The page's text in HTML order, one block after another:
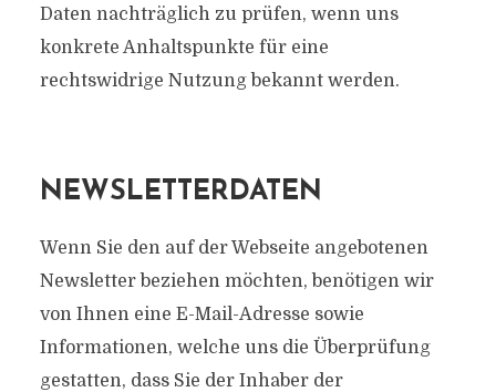
Daten nachträglich zu prüfen, wenn uns
konkrete Anhaltspunkte für eine
rechtswidrige Nutzung bekannt werden.
NEWSLETTERDATEN
Wenn Sie den auf der Webseite angebotenen
Newsletter beziehen möchten, benötigen wir
von Ihnen eine E-Mail-Adresse sowie
Informationen, welche uns die Überprüfung
gestatten, dass Sie der Inhaber der